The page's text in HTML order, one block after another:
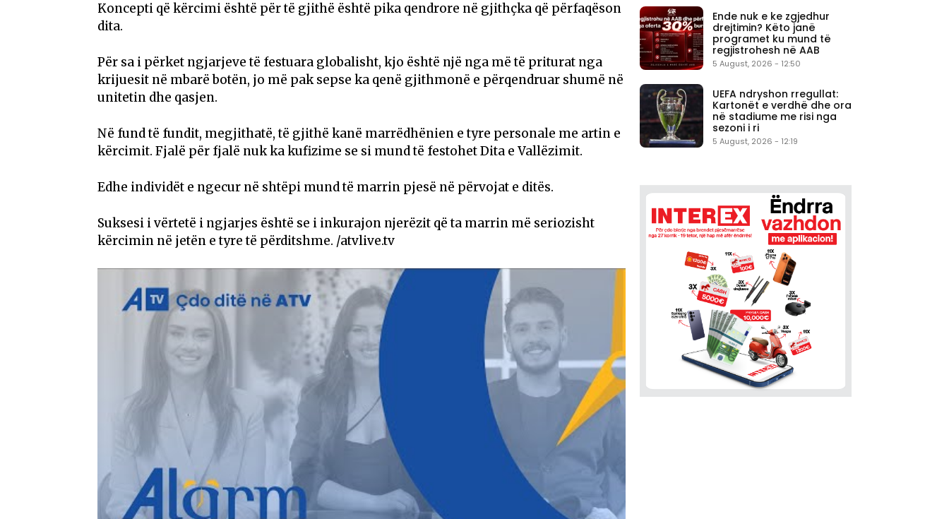
Koncepti që kërcimi është për të gjithë është pika qendrore në gjithçka që përfaqëson
dita.
Për sa i përket ngjarjeve të festuara globalisht, kjo është një nga më të priturat nga
krijuesit në mbarë botën, jo më pak sepse ka qenë gjithmonë e përqendruar shumë në
unitetin dhe qasjen.
Në fund të fundit, megjithatë, të gjithë kanë marrëdhënien e tyre personale me artin e
kërcimit. Fjalë për fjalë nuk ka kufizime se si mund të festohet Dita e Vallëzimit.
Edhe individët e ngecur në shtëpi mund të marrin pjesë në përvojat e ditës.
Suksesi i vërtetë i ngjarjes është se i inkurajon njerëzit që ta marrin më seriozisht
kërcimin në jetën e tyre të përditshme. /atvlive.tv
Ende nuk e ke zgjedhur
drejtimin? Këto janë
programet ku mund të
regjistrohesh në AAB
5 August, 2026 - 12:50
UEFA ndryshon rregullat:
Kartonët e verdhë dhe ora
në stadiume me risi nga
sezoni i ri
5 August, 2026 - 12:19